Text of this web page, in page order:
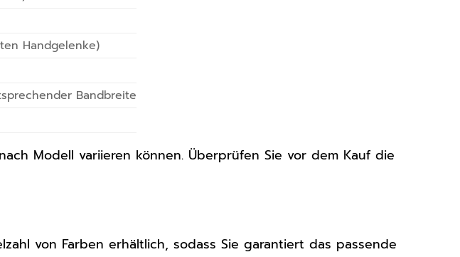
Handgelenke)
Bandbreite
Modell variieren können. Überprüfen Sie vor dem Kauf die
von Farben erhältlich, sodass Sie garantiert das passende